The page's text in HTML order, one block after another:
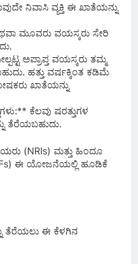
ನಿವಾಸಿ ವ್ಯಕ್ತಿ ಈ ಖಾತೆಯನ್ನು
ಮೂವರು ವಯಸ್ಕರು ಸೇರಿ
ಅಪ್ರಾಪ್ತ ವಯಸ್ಕರು ತಮ್ಮ
ಹತ್ತು ವರ್ಷಕ್ಕಿಂತ ಕಡಿಮೆ
ಖಾತೆಯನ್ನು
ಕೆಲವು ಷರತ್ತುಗಳ
ತೆರೆಯಬಹುದು.
(NRIs) ಮತ್ತು ಹಿಂದೂ
ಈ ಯೋಜನೆಯಲ್ಲಿ ಹೂಡಿಕೆ
ತೆರೆಯಲು ಈ ಕೆಳಗಿನ